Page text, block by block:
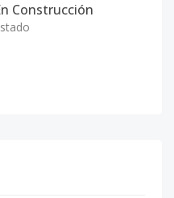
Construcción